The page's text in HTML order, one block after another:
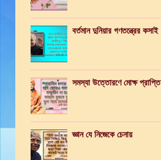
বর্তমান দুনিয়ার গণতন্ত্রের কসাই
সমস্যা উত্তোরণে মোক্ষ প্রাপ্তি
জ্ঞান যে নিজেকে চেনায়